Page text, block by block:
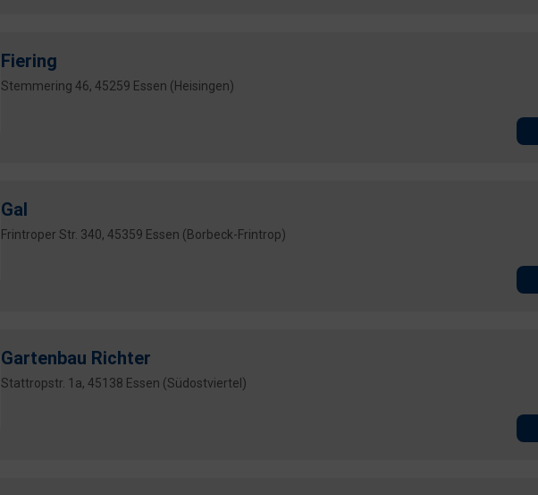
Fiering
Stemmering 46, 45259 Essen (Heisingen)
Gal
Frintroper Str. 340, 45359 Essen (Borbeck-Frintrop)
Gartenbau Richter
Stattropstr. 1a, 45138 Essen (Südostviertel)